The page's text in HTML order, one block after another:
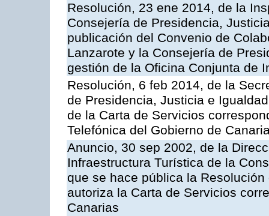
Resolución, 23 ene 2014, de la
Consejería de Presidencia,
publicación del Convenio de
Lanzarote y la Consejería de
gestión de la Oficina Conjunta de
Resolución, 6 feb 2014, de la
de Presidencia, Justicia e
de la Carta de Servicios
Telefónica del Gobierno de
Anuncio, 30 sep 2002, de la
Infraestructura Turística de la
que se hace pública la
autoriza la Carta de Servicios
Canarias